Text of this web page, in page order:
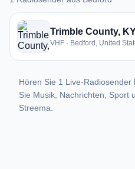
1 Radiosender aus Bedford
VHF · Bedford, United
Hören Sie 1 Live-
Sie Musik, Nachrichten, Sport
Streema.